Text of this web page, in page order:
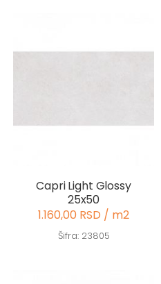
Capri Light Glossy
25x50
1.160,00 RSD / m2
Šifra: 23805